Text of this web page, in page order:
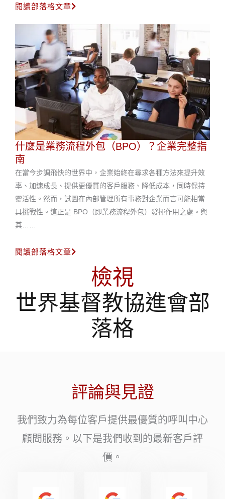
閱讀部落格文章
什麼是業務流程外包（BPO）？企業完整指
南
在當今步調飛快的世界中，企業始終在尋求各種方法來提升效
率、加速成長、提供更優質的客戶服務、降低成本，同時保持
靈活性。然而，試圖在內部管理所有事務對企業而言可能相當
具挑戰性。這正是 BPO（即業務流程外包）發揮作用之處。與
其……
閱讀部落格文章
檢視
世界基督教協進會部
落格
評論與見證
我們致力為每位客戶提供最優質的呼叫中心
顧問服務。以下是我們收到的最新客戶評
價。